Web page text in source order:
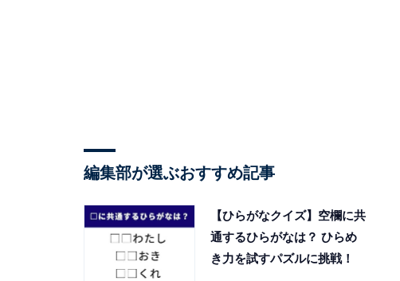
編集部が選ぶおすすめ記事
【ひらがなクイズ】空欄に共
通するひらがなは？ ひらめ
き力を試すパズルに挑戦！